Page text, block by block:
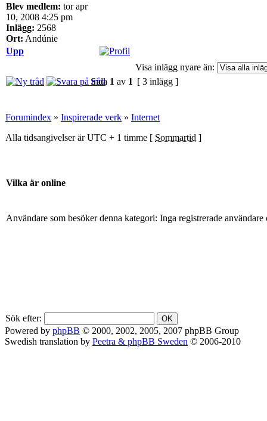
Blev medlem: tor apr
10, 2008 4:25 pm
Inlägg: 2568
Ort: Andúnie
Upp
Visa inlägg nyare än:
Sida 1 av 1 [ 3 inlägg ]
Forumindex » Inspirerade verk » Internet
Alla tidsangivelser är UTC + 1 timme [ Sommartid ]
Vilka är online
Användare som besöker denna kategori: Inga registrerade användare
Sök efter:
Powered by phpBB © 2000, 2002, 2005, 2007 phpBB Group
Swedish translation by Peetra & phpBB Sweden © 2006-2010